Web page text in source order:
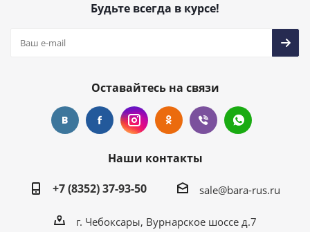
Будьте всегда в курсе!
Оставайтесь на связи
Наши контакты
+7 (8352) 37-93-50
sale@bara-rus.ru
г. Чебоксары, Вурнарское шоссе д.7